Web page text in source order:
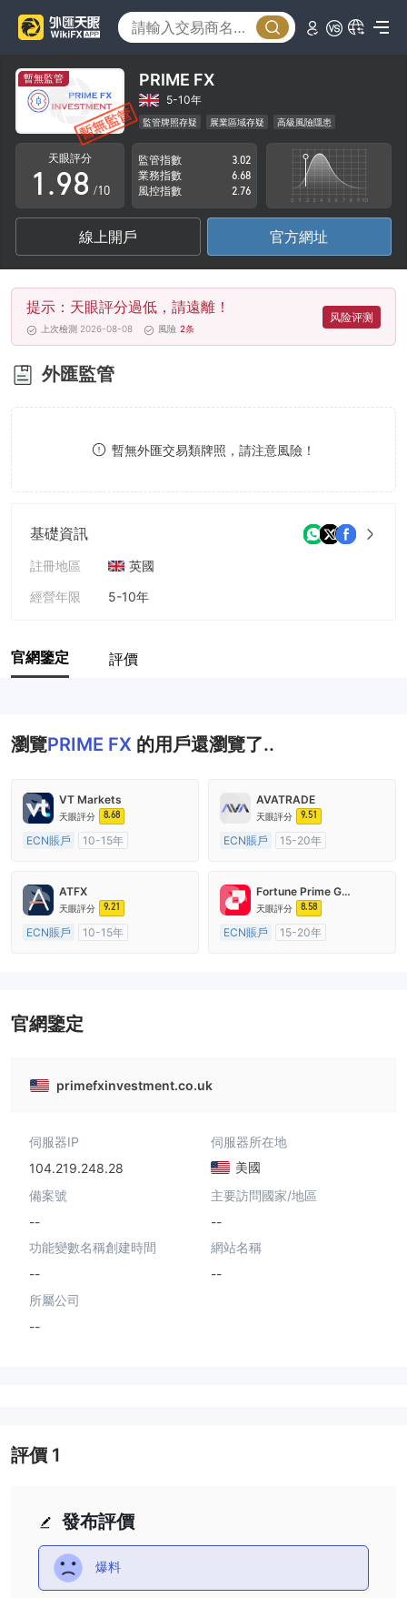
暫無監管 PRIME FX
5-10年
監管牌照存疑 展業區域存疑 高級風險隱患
天眼評分
0
1
2
3
4
5
6
7
.
5
6
7
8
9
4
5
6
7
8
9
/10
監管指數
3.02
業務指數
6.68
風控指數
2.76
線上開戶 官方網址
提示：天眼評分過低，請遠離！
上次檢測 2026-08-08 風險 2条
风险评测
外匯監管
暫無外匯交易類牌照，請注意風險！
基礎資訊
註冊地區
英國
經營年限
5-10年
官網鑒定 評價
瀏覽PRIME FX 的用戶還瀏覽了..
VT Markets
天眼評分 8.68
ECN賬戶
10-15年
主標MT4
AVATRADE
天眼評分 9.51
ECN賬戶
15-20年
主標MT4
ATFX
天眼評分 9.21
ECN賬戶
10-15年
Fortune Prime Global
天眼評分 8.58
ECN賬戶
15-20年
官網鑒定
primefxinvestment.co.uk
伺服器IP
104.219.248.28
伺服器所在地
美國
備案號
--
主要訪問國家/地區
--
功能變數名稱創建時間
--
網站名稱
--
所屬公司
--
發布評價
爆料
評價 1